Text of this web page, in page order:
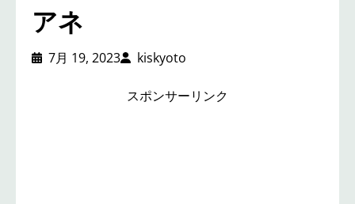
アネ
7月 19, 2023 kiskyoto
スポンサーリンク